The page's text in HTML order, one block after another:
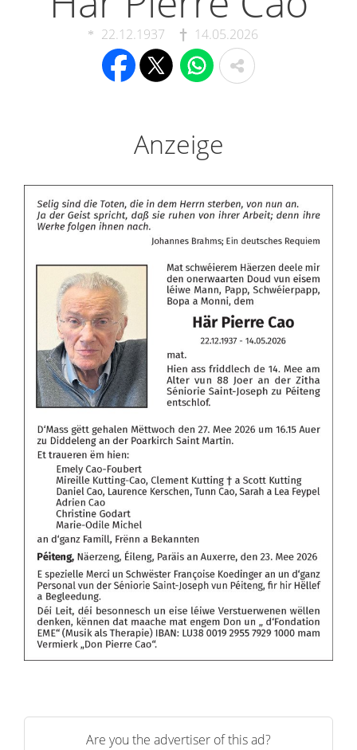
22.12.1937 14.05.2026
Anzeige
Are you the advertiser of this ad?